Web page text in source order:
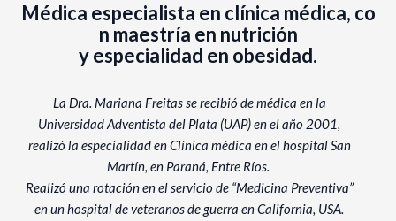
Médica especialista en clínica médica, co
n maestría en nutrición
y especialidad en obesidad.
La Dra. Mariana Freitas se recibió de médica en la
Universidad Adventista del Plata (UAP) en el año 2001,
realizó la especialidad en Clínica médica en el hospital San
Martín, en Paraná, Entre Ríos.
Realizó una rotación en el servicio de “Medicina Preventiva”
en un hospital de veteranos de guerra en California, USA.